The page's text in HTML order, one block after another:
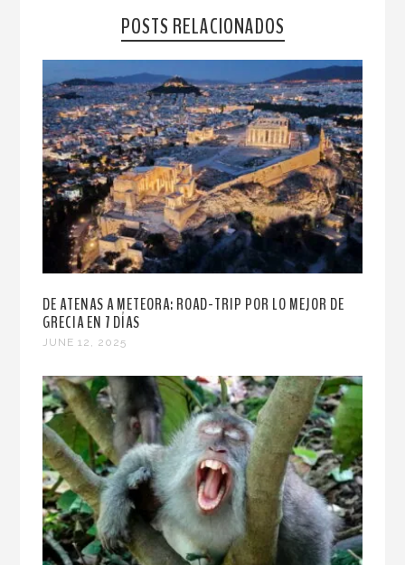
POSTS RELACIONADOS
DE ATENAS A METEORA: ROAD-TRIP POR LO MEJOR DE
GRECIA EN 7 DÍAS
JUNE 12, 2025